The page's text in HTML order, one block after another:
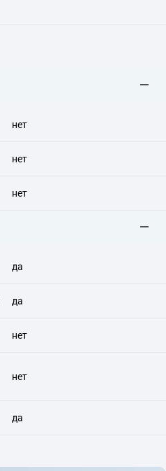
нет
нет
нет
да
да
нет
нет
да